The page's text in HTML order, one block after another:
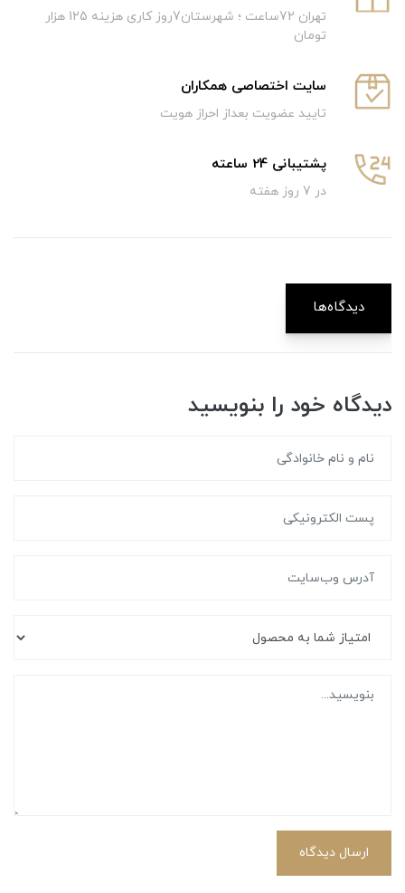
تهران 72ساعت ؛ شهرستان7روز کاری هزینه 125 هزار
تومان
سایت اختصاصی همکاران
تایید عضویت بعداز احراز هویت
پشتیبانی 24 ساعته
در 7 روز هفته
دیدگاه‌ها
دیدگاه خود را بنویسید
ارسال دیدگاه